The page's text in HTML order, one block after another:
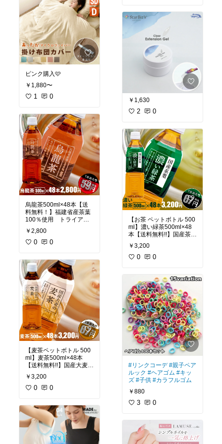
ピンク購入🩷
￥1,880〜
1 0
烏龍茶500ml×48本【送
料無料！】福建省産茶葉
100％使用 トライアル
カンパニープライベート
ブランド お茶｜ペット
ボトル |ウーロン茶
￥2,800
0 0
【麦茶ペットボトル 500
ml】麦茶500ml×48本
【送料無料!!】国産大麦1
00％使用 トライアルカ
ンパニープライベートブ
ランド お茶｜ペットボ
￥3,200
0 0
他ショップと見比べても
安かったのでポチ♪
ジナル写真
#おうちカフェ
#我が家のお取り寄
#ストック
￥1,630
2 0
【お茶 ペットボトル 500
ml】濃い緑茶500ml×48
本【送料無料!!】国産茶葉
100％使用 トライアル
カンパニープライベート
ブランド お茶｜ペット
￥3,200
0 0
#リンクコーデ #親子ペア
ルック #ヘアゴム #キッ
ズ #子供 #カラフルゴム
￥880
3 0